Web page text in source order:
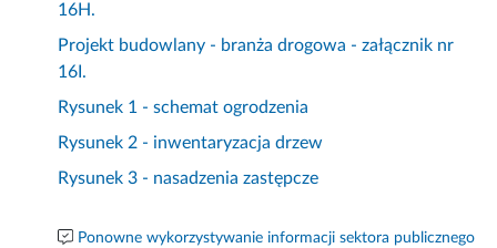
16H.
Projekt budowlany - branża drogowa - załącznik nr
16I.
Rysunek 1 - schemat ogrodzenia
Rysunek 2 - inwentaryzacja drzew
Rysunek 3 - nasadzenia zastępcze
Ponowne wykorzystywanie informacji sektora publicznego